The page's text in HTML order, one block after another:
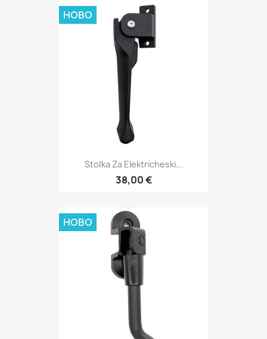
Stoĭka Za Elektricheski...
38,00 €
НОВО
НОВО